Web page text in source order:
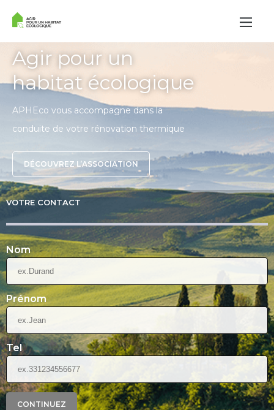
Agir pour un
habitat écologique
APHEco vous accompagne dans la
conduite de votre rénovation thermique
DÉCOUVREZ L’ASSOCIATION
VOTRE CONTACT
Nom
Prénom
Tel
CONTINUEZ